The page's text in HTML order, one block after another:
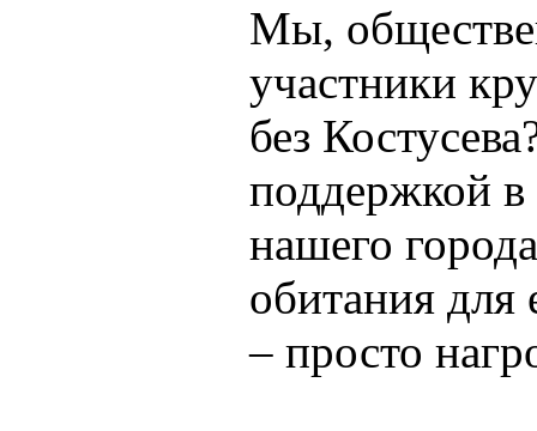
Мы,
участники
без
поддержкой в
нашего
обитания для
– просто